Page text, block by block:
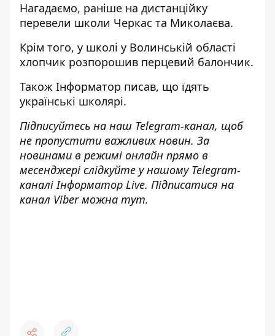
Нагадаємо, раніше на дистанційку
перевели школи Черкас та Миколаєва.
Крім того, у школі у Волинській області
хлопчик розпорошив перцевий балончик.
Також Інформатор писав, що їдять
українські школярі.
Підписуйтесь на наш Telegram-канал, щоб
не пропустити важливих новин. За
новинами в режимі онлайн прямо в
месенджері слідкуйте у нашому Telegram-
каналіІнформатор Live. Підписатися на
канал Viber можна тут.